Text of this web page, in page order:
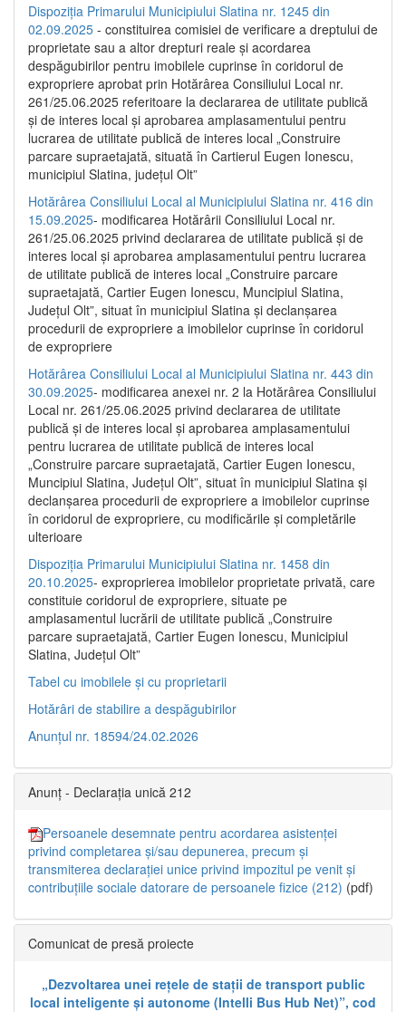
Dispoziția Primarului Municipiului Slatina nr. 1245 din
02.09.2025 - constituirea comisiei de verificare a dreptului de
proprietate sau a altor drepturi reale și acordarea
despăgubirilor pentru imobilele cuprinse în coridorul de
expropriere aprobat prin Hotărârea Consiliului Local nr.
261/25.06.2025 referitoare la declararea de utilitate publică
și de interes local și aprobarea amplasamentului pentru
lucrarea de utilitate publică de interes local „Construire
parcare supraetajată, situată în Cartierul Eugen Ionescu,
municipiul Slatina, județul Olt”
Hotărârea Consiliului Local al Municipiului Slatina nr. 416 din
15.09.2025- modificarea Hotărârii Consiliului Local nr.
261/25.06.2025 privind declararea de utilitate publică și de
interes local și aprobarea amplasamentului pentru lucrarea
de utilitate publică de interes local „Construire parcare
supraetajată, Cartier Eugen Ionescu, Muncipiul Slatina,
Județul Olt”, situat în municipiul Slatina și declanșarea
procedurii de expropriere a imobilelor cuprinse în coridorul
de expropriere
Hotărârea Consiliului Local al Municipiului Slatina nr. 443 din
30.09.2025- modificarea anexei nr. 2 la Hotărârea Consiliului
Local nr. 261/25.06.2025 privind declararea de utilitate
publică şi de interes local şi aprobarea amplasamentului
pentru lucrarea de utilitate publică de interes local
„Construire parcare supraetajată, Cartier Eugen Ionescu,
Muncipiul Slatina, Judeţul Olt”, situat în municipiul Slatina şi
declanşarea procedurii de expropriere a imobilelor cuprinse
în coridorul de expropriere, cu modificările şi completările
ulterioare
Dispoziția Primarului Municipiului Slatina nr. 1458 din
20.10.2025- exproprierea imobilelor proprietate privată, care
constituie coridorul de expropriere, situate pe
amplasamentul lucrării de utilitate publică „Construire
parcare supraetajată, Cartier Eugen Ionescu, Municipiul
Slatina, Județul Olt”
Tabel cu imobilele și cu proprietarii
Hotărâri de stabilire a despăgubirilor
Anunțul nr. 18594/24.02.2026
Anunț - Declarația unică 212
Persoanele desemnate pentru acordarea asistenței
privind completarea și/sau depunerea, precum și
transmiterea declarației unice privind impozitul pe venit și
contribuțiile sociale datorare de persoanele fizice (212) (pdf)
Comunicat de presă proiecte
„Dezvoltarea unei rețele de stații de transport public
local inteligente și autonome (Intelli Bus Hub Net)”, cod